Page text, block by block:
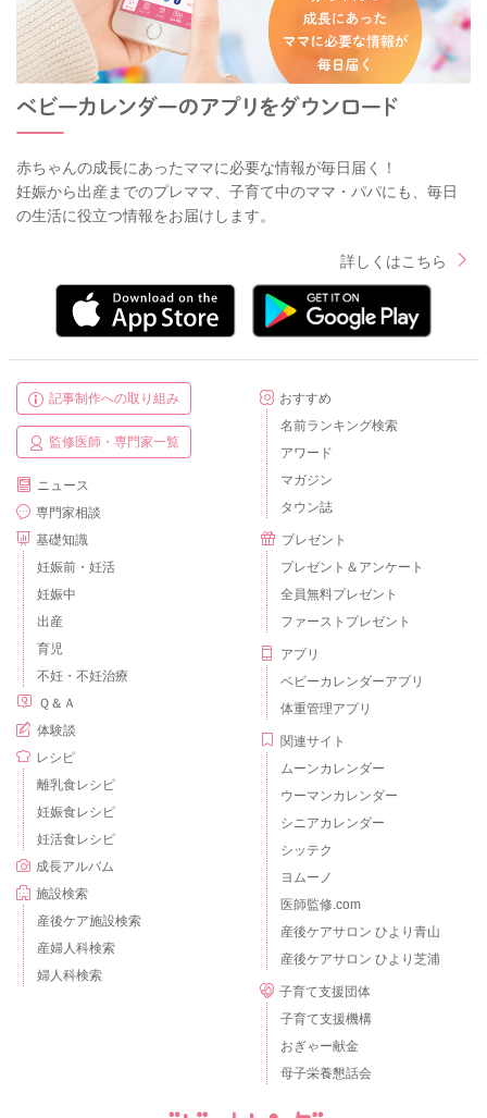
赤ちゃんの成長にあったママに必要な情報が毎日届く！
妊娠から出産までのプレママ、子育て中のママ・パパにも、毎日
の生活に役立つ情報をお届けします。
詳しくはこちら
記事制作への取り組み
監修医師・専門家一覧
ニュース
専門家相談
基礎知識
妊娠前・妊活
妊娠中
出産
育児
不妊・不妊治療
Ｑ＆Ａ
体験談
レシピ
離乳食レシピ
妊娠食レシピ
妊活食レシピ
成長アルバム
施設検索
産後ケア施設検索
産婦人科検索
婦人科検索
おすすめ
名前ランキング検索
アワード
マガジン
タウン誌
プレゼント
プレゼント＆アンケート
全員無料プレゼント
ファーストプレゼント
アプリ
ベビーカレンダーアプリ
体重管理アプリ
関連サイト
ムーンカレンダー
ウーマンカレンダー
シニアカレンダー
シッテク
ヨムーノ
医師監修.com
産後ケアサロン ひより青山
産後ケアサロン ひより芝浦
子育て支援団体
子育て支援機構
おぎゃー献金
母子栄養懇話会